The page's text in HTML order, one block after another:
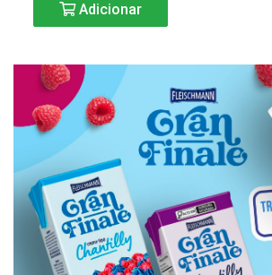
Adicionar